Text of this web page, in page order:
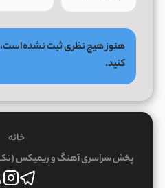
هنوز هیچ نظری ثبت نشده‌است،
کنید.
خانه
پخش سراسری آهنگ و ریمیکس (تک